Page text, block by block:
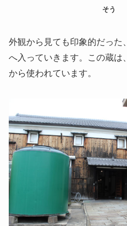
そう
外観から見ても印象的だった
へ入っていきます。この蔵は
から使われています。